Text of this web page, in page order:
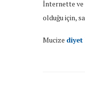
İnternette
olduğu için,
Mucize